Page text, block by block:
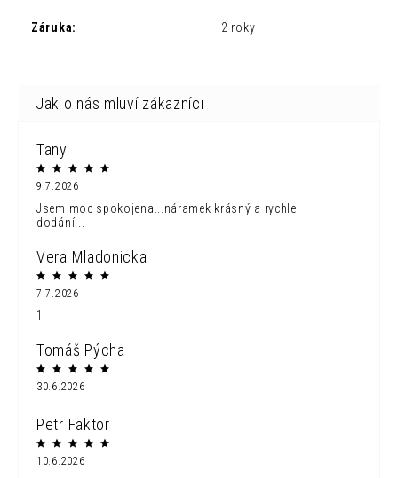
Záruka: 2 roky
Tany
9.7.2026
Jsem moc spokojena...náramek krásný a rychle
dodání...
Vera Mladonicka
7.7.2026
1
Tomáš Pýcha
30.6.2026
Petr Faktor
10.6.2026